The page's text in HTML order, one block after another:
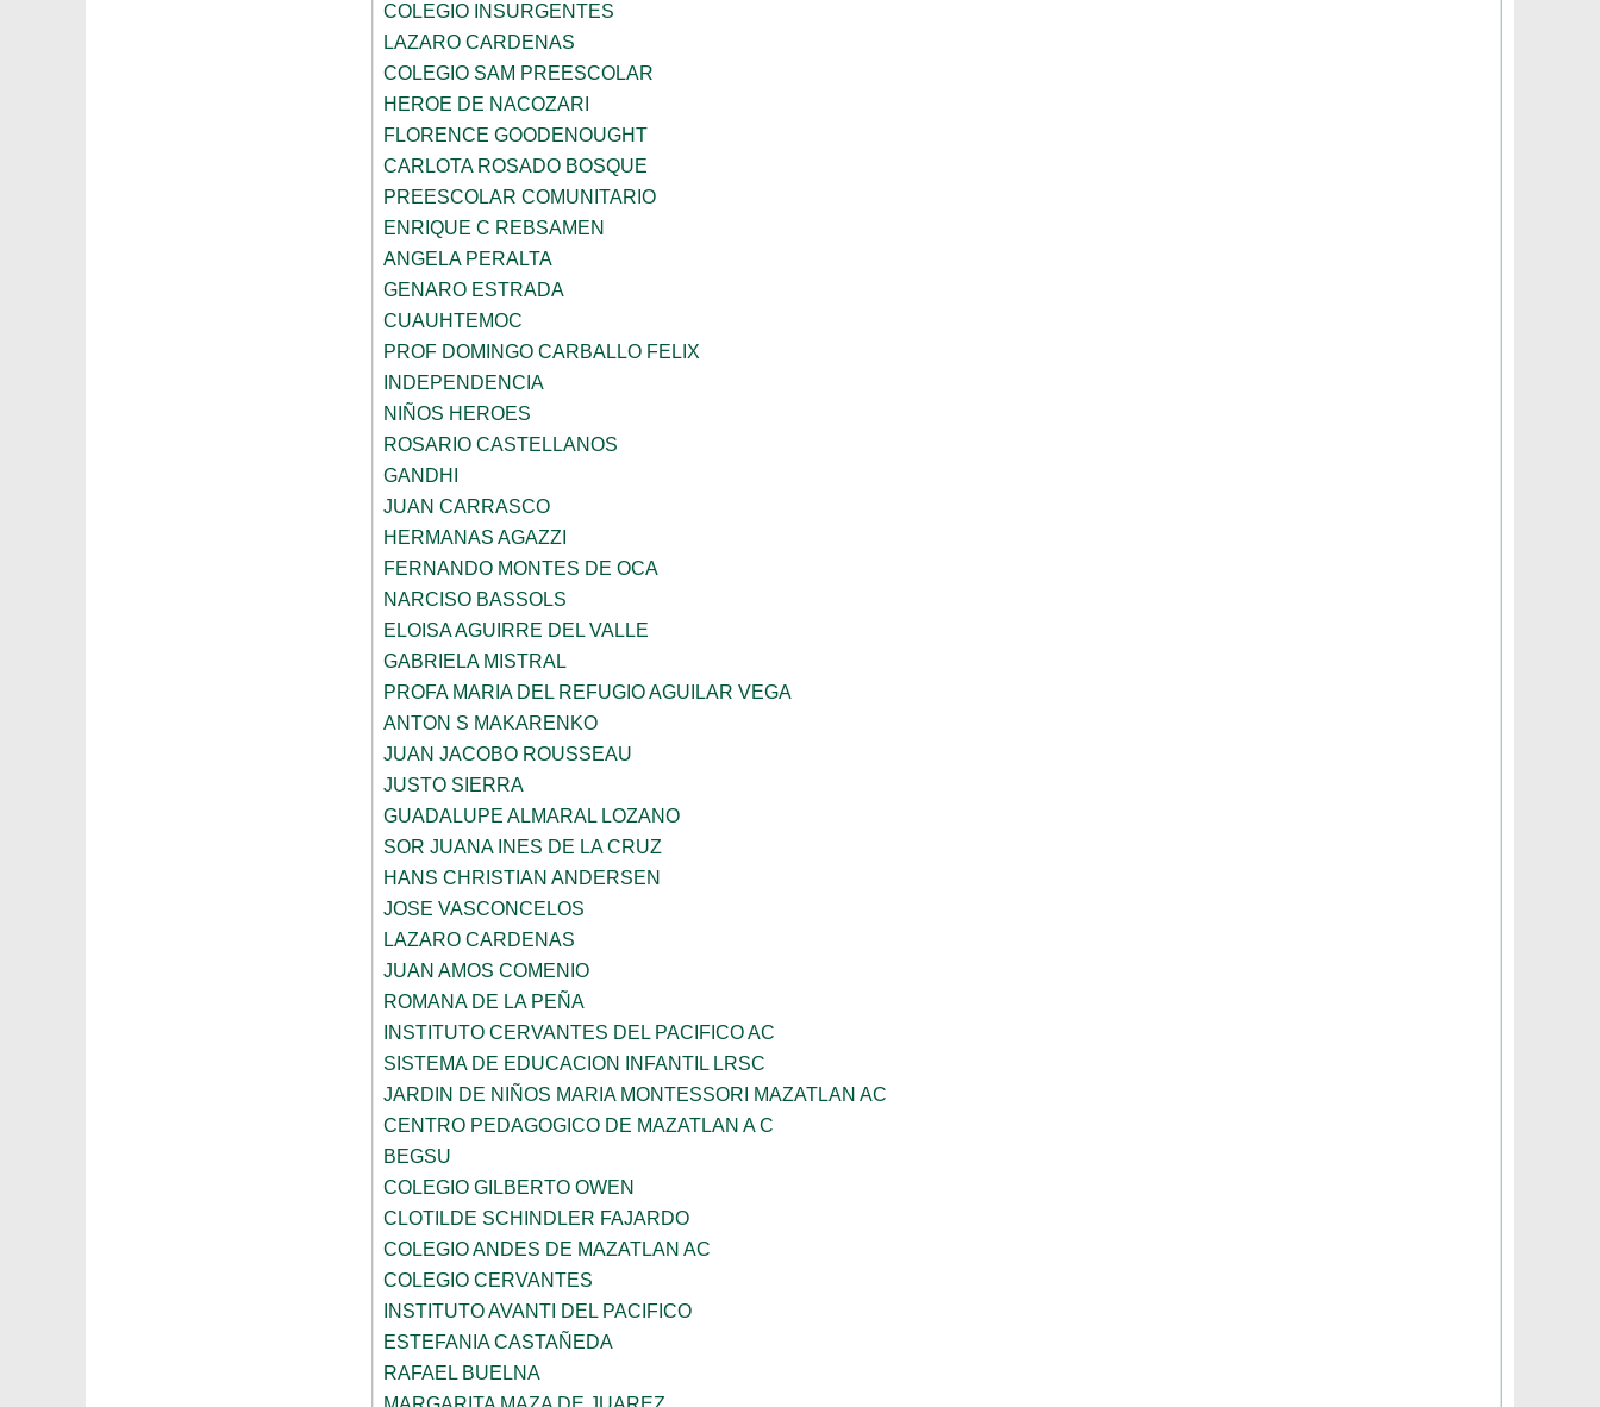
COLEGIO INSURGENTES
LAZARO CARDENAS
COLEGIO SAM PREESCOLAR
HEROE DE NACOZARI
FLORENCE GOODENOUGHT
CARLOTA ROSADO BOSQUE
PREESCOLAR COMUNITARIO
ENRIQUE C REBSAMEN
ANGELA PERALTA
GENARO ESTRADA
CUAUHTEMOC
PROF DOMINGO CARBALLO FELIX
INDEPENDENCIA
NIÑOS HEROES
ROSARIO CASTELLANOS
GANDHI
JUAN CARRASCO
HERMANAS AGAZZI
FERNANDO MONTES DE OCA
NARCISO BASSOLS
ELOISA AGUIRRE DEL VALLE
GABRIELA MISTRAL
PROFA MARIA DEL REFUGIO AGUILAR VEGA
ANTON S MAKARENKO
JUAN JACOBO ROUSSEAU
JUSTO SIERRA
GUADALUPE ALMARAL LOZANO
SOR JUANA INES DE LA CRUZ
HANS CHRISTIAN ANDERSEN
JOSE VASCONCELOS
LAZARO CARDENAS
JUAN AMOS COMENIO
ROMANA DE LA PEÑA
INSTITUTO CERVANTES DEL PACIFICO AC
SISTEMA DE EDUCACION INFANTIL LRSC
JARDIN DE NIÑOS MARIA MONTESSORI MAZATLAN AC
CENTRO PEDAGOGICO DE MAZATLAN A C
BEGSU
COLEGIO GILBERTO OWEN
CLOTILDE SCHINDLER FAJARDO
COLEGIO ANDES DE MAZATLAN AC
COLEGIO CERVANTES
INSTITUTO AVANTI DEL PACIFICO
ESTEFANIA CASTAÑEDA
RAFAEL BUELNA